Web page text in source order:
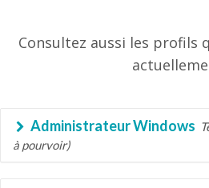
Consultez aussi les profils
Administrateur Windows
à pourvoir)